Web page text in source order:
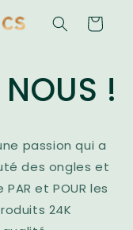
Panier
!
passion qui a
des ongles et
et POUR les
24K